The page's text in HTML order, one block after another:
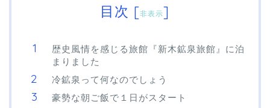
目次 [非表示]
歴史風情を感じる旅館『新木鉱泉旅館』に泊
まりました
冷鉱泉って何なのでしょう
豪勢な朝ご飯で１日がスタート